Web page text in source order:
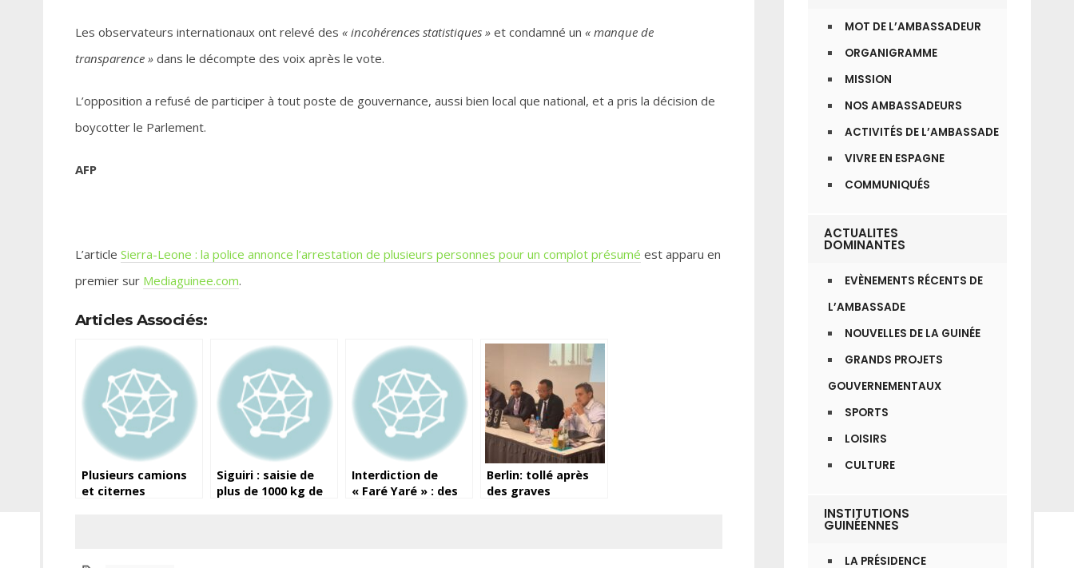
Les observateurs internationaux ont relevé des « incohérences statistiques »et condamné un « manque de
transparence »dans le décompte des voix après le vote.
L’opposition a refusé de participer à tout poste de gouvernance, aussi bien local que national, et a pris la décision de
boycotter le Parlement.
AFP
L’article Sierra-Leone : la police annonce l’arrestation de plusieurs personnes pour un complot présumé est apparu en
premier sur Mediaguinee.com.
Articles Associés:
Plusieurs camions
et citernes
Siguiri : saisie de
plus de 1000 kg de
Interdiction de
« Faré Yaré » : des
Berlin: tollé après
des graves
MOT DE L’AMBASSADEUR
ORGANIGRAMME
MISSION
NOS AMBASSADEURS
ACTIVITÉS DE L’AMBASSADE
VIVRE EN ESPAGNE
COMMUNIQUÉS
ACTUALITES
DOMINANTES
EVÈNEMENTS RÉCENTS DE
L’AMBASSADE
NOUVELLES DE LA GUINÉE
GRANDS PROJETS
GOUVERNEMENTAUX
SPORTS
LOISIRS
CULTURE
INSTITUTIONS
GUINÉENNES
LA PRÉSIDENCE